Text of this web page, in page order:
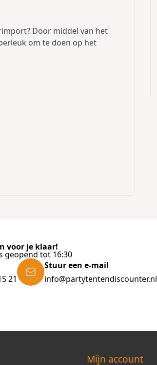
Door middel van het
om te doen op het
voor je klaar!
geopend tot 16:30
21
Stuur een e-mail
info@partytentendiscounter.nl
Mijn account